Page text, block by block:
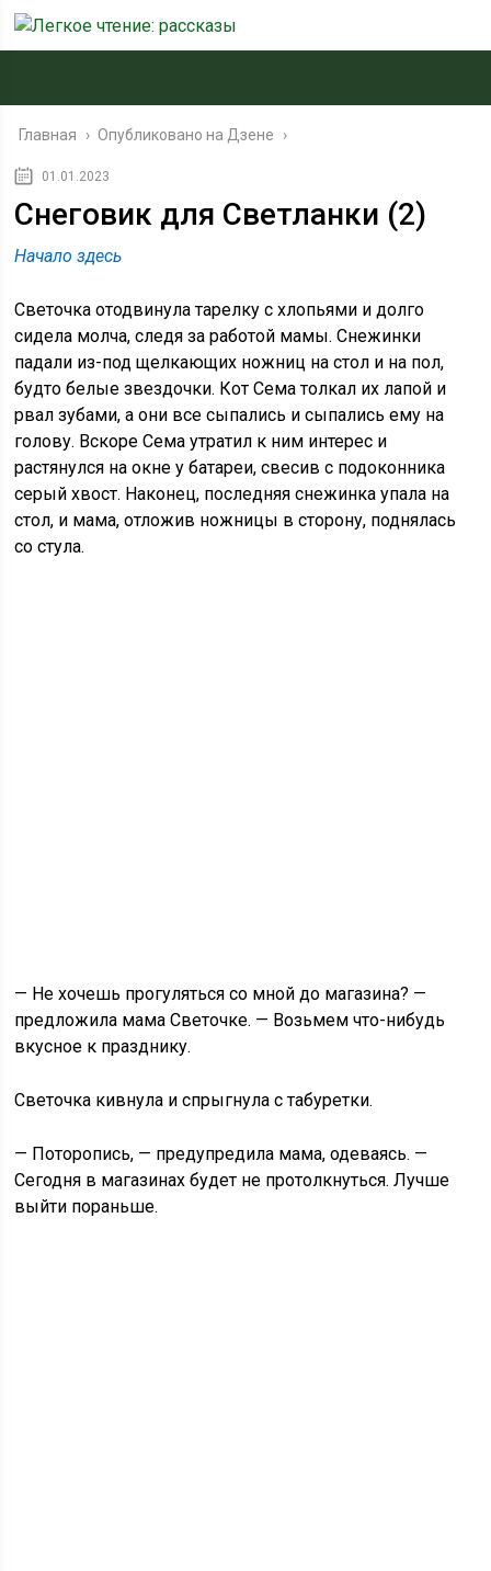
Главная › Опубликовано на Дзене ›
01.01.2023
Снеговик для Светланки (2)
Начало здесь
Светочка отодвинула тарелку с хлопьями и долго
сидела молча, следя за работой мамы. Снежинки
падали из-под щелкающих ножниц на стол и на пол,
будто белые звездочки. Кот Сема толкал их лапой и
рвал зубами, а они все сыпались и сыпались ему на
голову. Вскоре Сема утратил к ним интерес и
растянулся на окне у батареи, свесив с подоконника
серый хвост. Наконец, последняя снежинка упала на
стол, и мама, отложив ножницы в сторону, поднялась
со стула.
— Не хочешь прогуляться со мной до магазина? —
предложила мама Светочке. — Возьмем что-нибудь
вкусное к празднику.
Светочка кивнула и спрыгнула с табуретки.
— Поторопись, — предупредила мама, одеваясь. —
Сегодня в магазинах будет не протолкнуться. Лучше
выйти пораньше.